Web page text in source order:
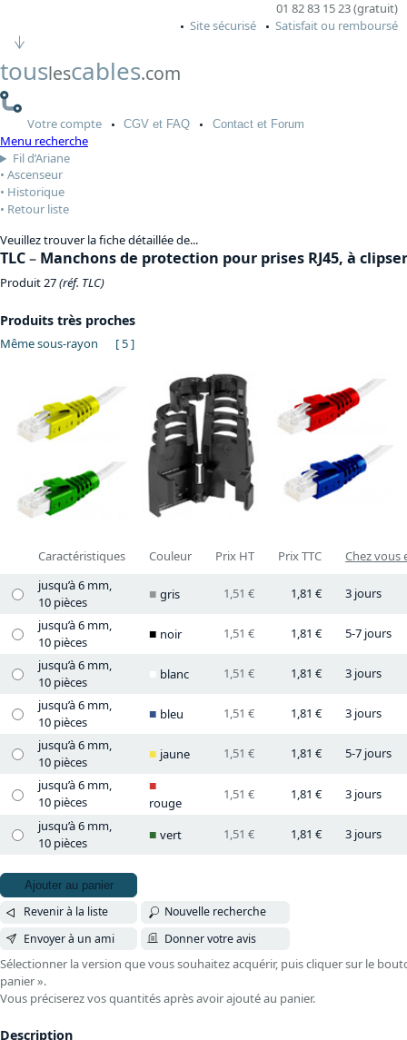
01 82 83 15 23 (gratuit)
Site sécurisé
Satisfait ou remboursé
touslescables.com
Votrecompte CGV et FAQ Contactet Forum
Menu recherche
Fil d’Ariane
Ascenseur
Historique
Retour liste
Veuillez trouver la fiche détaillée de...
TLC– Manchons de protection pour prises RJ45, à clipser
Produit 27(réf. TLC)
Produits très proches
Même sous-rayon [ 5 ]
Caractéristiques Couleur Prix HT Prix TTC
Chez vous
jusqu’à 6 mm,
10 pièces
gris 1,51 € 1,81 €
3 jours
jusqu’à 6 mm,
10 pièces
noir 1,51 € 1,81 €
5-7 jours
jusqu’à 6 mm,
10 pièces
blanc 1,51 € 1,81 €
3 jours
jusqu’à 6 mm,
10 pièces
bleu 1,51 € 1,81 €
3 jours
jusqu’à 6 mm,
10 pièces
jaune 1,51 € 1,81 €
5-7 jours
jusqu’à 6 mm,
10 pièces
rouge
1,51 € 1,81 €
3 jours
jusqu’à 6 mm,
10 pièces
vert 1,51 € 1,81 € 3 jours
Ajouter au panier
Revenir à la liste
Nouvelle recherche
Envoyer à un ami
Donner votre avis
Sélectionner la version que vous souhaitez acquérir, puis cliquer sur le
panier ».
Vous préciserez vos quantités après avoir ajouté au panier.
Description